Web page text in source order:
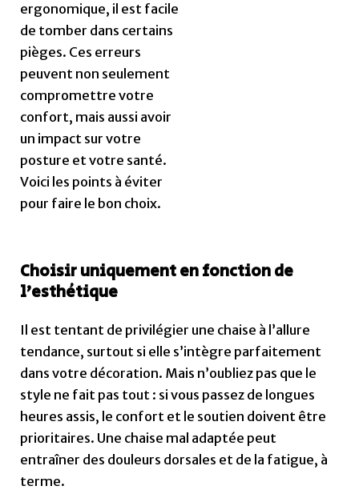
ergonomique, il est facile
de tomber dans certains
pièges. Ces erreurs
peuvent non seulement
compromettre votre
confort, mais aussi avoir
un impact sur votre
posture et votre santé.
Voici les points à éviter
pour faire le bon choix.
Choisir uniquement en fonction de
l’esthétique
Il est tentant de privilégier une chaise à l’allure
tendance, surtout si elle s’intègre parfaitement
dans votre décoration. Mais n’oubliez pas que le
style ne fait pas tout : si vous passez de longues
heures assis, le confort et le soutien doivent être
prioritaires. Une chaise mal adaptée peut
entraîner des douleurs dorsales et de la fatigue, à
terme.